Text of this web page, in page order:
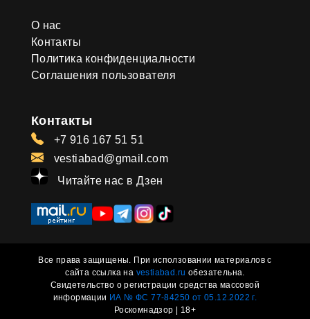
О нас
Контакты
Политика конфиденциалности
Соглашения пользователя
Контакты
+7 916 167 51 51
vestiabad@gmail.com
Читайте нас в Дзен
Все права защищены. При исползовании материалов с
сайта ссылка на vestiabad.ru обезательна.
Свидетельство о регистрации средства массовой
информации ИА № ФС 77-84250 от 05.12.2022 г.
Роскомнадзор | 18+